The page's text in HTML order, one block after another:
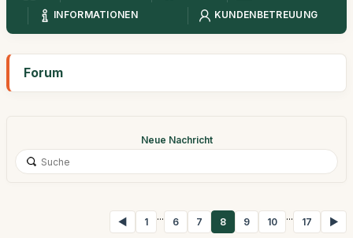
INFORMATIONEN
KUNDENBETREUUNG
Forum
Neue Nachricht
◀ 1 ... 6 7 8 9 10 ... 17 ▶